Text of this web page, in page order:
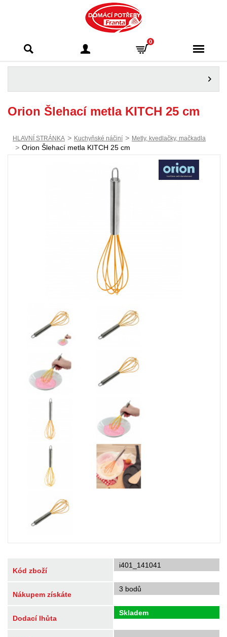
Franta - Příbram
0
Orion Šlehací metla KITCH 25 cm
HLAVNÍ STRÁNKA > Kuchyňské náčiní > Metly, kvedlačky, mačkadla
> Orion Šlehací metla KITCH 25 cm
Kód zboží
i401_141041
Nákupem získáte
3 bodů
Dodací lhůta
Skladem